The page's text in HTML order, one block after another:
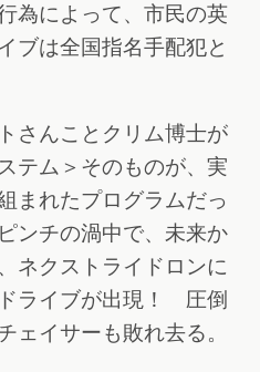
為によって、市民の英
ブは全国指名手配犯と
さんことクリム博士が
テム＞そのものが、実
まれたプログラムだっ
ンチの渦中で、未来か
ネクストライドロンに
ライブが出現！ 圧倒
ェイサーも敗れ去る。